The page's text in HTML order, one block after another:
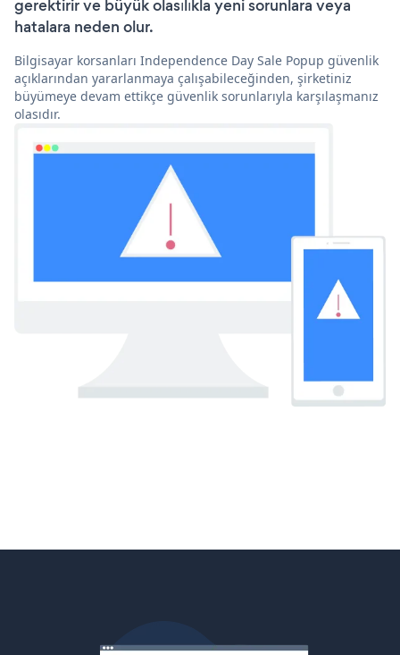
gerektirir ve büyük olasılıkla yeni sorunlara veya
hatalara neden olur.
Bilgisayar korsanları Independence Day Sale Popup güvenlik
açıklarından yararlanmaya çalışabileceğinden, şirketiniz
büyümeye devam ettikçe güvenlik sorunlarıyla karşılaşmanız
olasıdır.